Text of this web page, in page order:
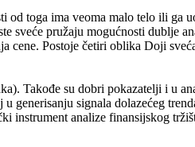
toga ima veoma malo telo ili ga
sveće pružaju mogućnosti dublje
cene. Postoje četiri oblika Doji
Takođe su dobri pokazatelji i u
generisanju signala dolazećeg
instrument analize finansijskog